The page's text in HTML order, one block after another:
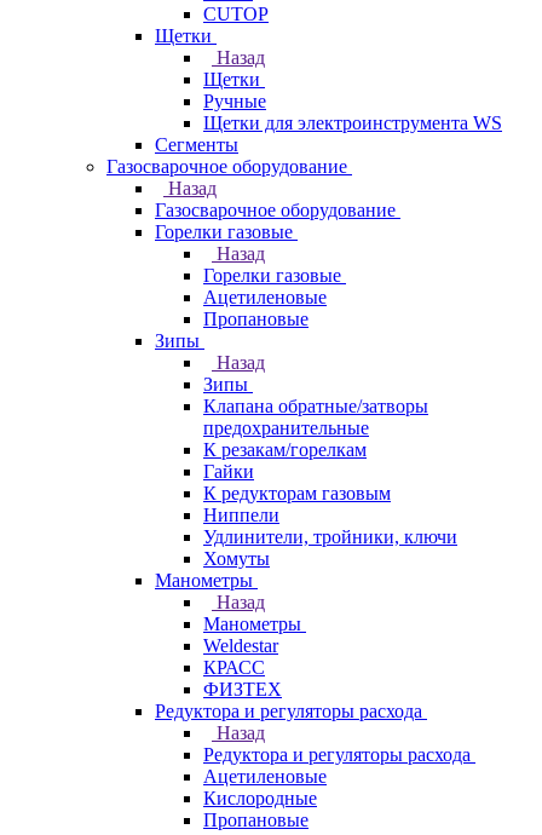
CUTOP
Щетки
Назад
Щетки
Ручные
Щетки для электроинструмента WS
Сегменты
Газосварочное оборудование
Назад
Газосварочное оборудование
Горелки газовые
Назад
Горелки газовые
Ацетиленовые
Пропановые
Зипы
Назад
Зипы
Клапана обратные/затворы
предохранительные
К резакам/горелкам
Гайки
К редукторам газовым
Ниппели
Удлинители, тройники, ключи
Хомуты
Манометры
Назад
Манометры
Weldestar
КРАСС
ФИЗТЕХ
Редуктора и регуляторы расхода
Назад
Редуктора и регуляторы расхода
Ацетиленовые
Кислородные
Пропановые